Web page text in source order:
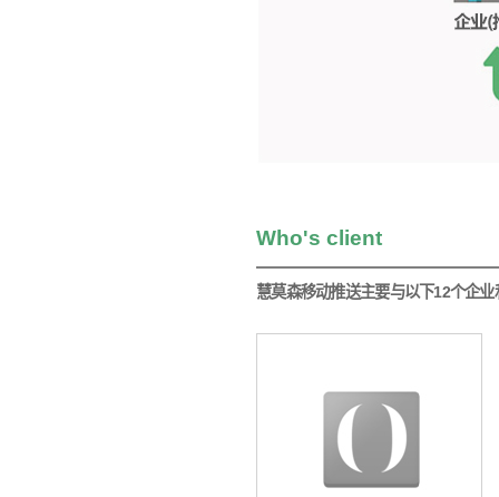
Who's client
慧莫森移动推送主要与以下12个企